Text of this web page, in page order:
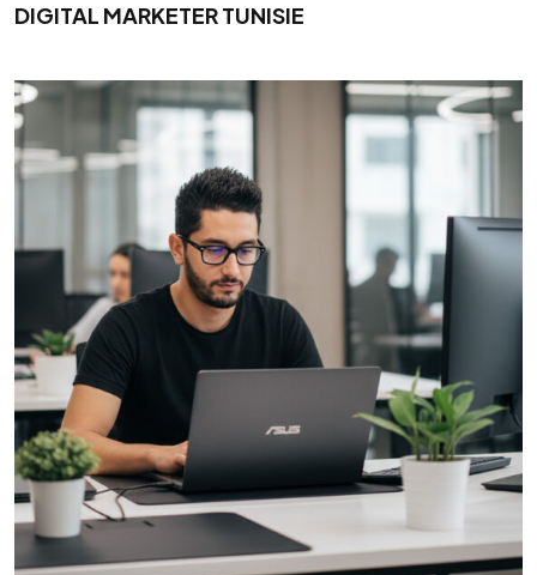
DIGITAL MARKETER TUNISIE